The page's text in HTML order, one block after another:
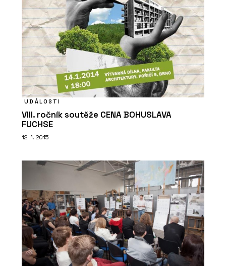
UDÁLOSTI
VIII. ročník soutěže CENA BOHUSLAVA
FUCHSE
12. 1. 2015